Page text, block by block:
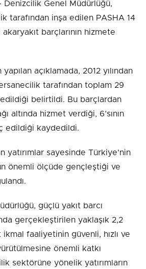
Denizcilik Genel Müdürlüğü,
tarafından inşa edilen PASHA 14
barçlarının hizmete
açıklamada, 2012 yılından
tarafından toplam 29
edildiği belirtildi. Bu barçlardan
altında hizmet verdiği, 6’sının
edildiği kaydedildi.
yatırımlar sayesinde Türkiye'nin
önemli ölçüde gençleştiği ve
güçlü yakıt barcı
gerçekleştirilen yaklaşık 2,2
faaliyetinin güvenli, hızlı ve
önemli katkı
sektörüne yönelik yatırımların